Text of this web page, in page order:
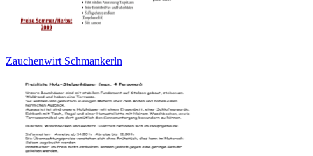
Zauchenwirt Schmankerln